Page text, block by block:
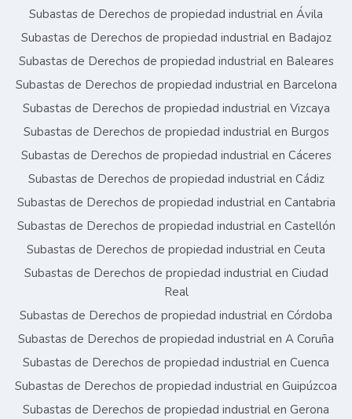
Subastas de Derechos de propiedad industrial en Ávila
Subastas de Derechos de propiedad industrial en Badajoz
Subastas de Derechos de propiedad industrial en Baleares
Subastas de Derechos de propiedad industrial en Barcelona
Subastas de Derechos de propiedad industrial en Vizcaya
Subastas de Derechos de propiedad industrial en Burgos
Subastas de Derechos de propiedad industrial en Cáceres
Subastas de Derechos de propiedad industrial en Cádiz
Subastas de Derechos de propiedad industrial en Cantabria
Subastas de Derechos de propiedad industrial en Castellón
Subastas de Derechos de propiedad industrial en Ceuta
Subastas de Derechos de propiedad industrial en Ciudad
Real
Subastas de Derechos de propiedad industrial en Córdoba
Subastas de Derechos de propiedad industrial en A Coruña
Subastas de Derechos de propiedad industrial en Cuenca
Subastas de Derechos de propiedad industrial en Guipúzcoa
Subastas de Derechos de propiedad industrial en Gerona